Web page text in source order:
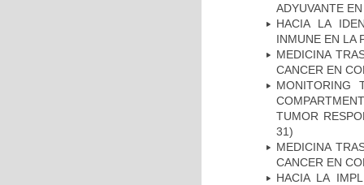
ADYUVANTE
HACIA LA
INMUNE EN LA
MEDICINA
CANCER EN
MONITORING
TUMOR
31)
MEDICINA
CANCER EN
HACIA LA